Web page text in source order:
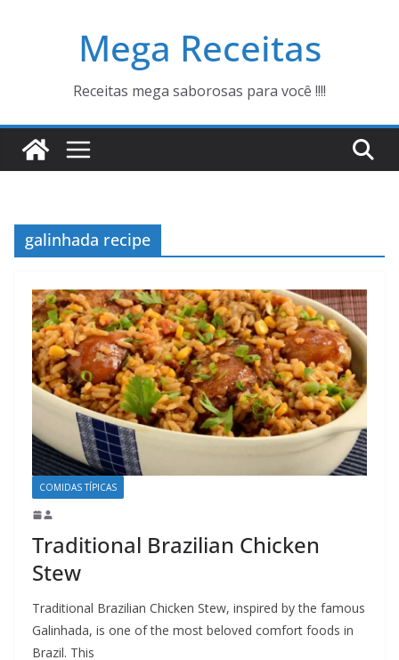
Mega Receitas
Receitas mega saborosas para você !!!!
galinhada recipe
COMIDAS TÍPICAS
Traditional Brazilian Chicken
Stew
Traditional Brazilian Chicken Stew, inspired by the famous
Galinhada, is one of the most beloved comfort foods in
Brazil. This